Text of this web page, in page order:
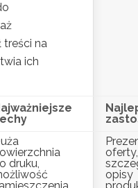
treści na
ich
druku,
oferty,
opisy